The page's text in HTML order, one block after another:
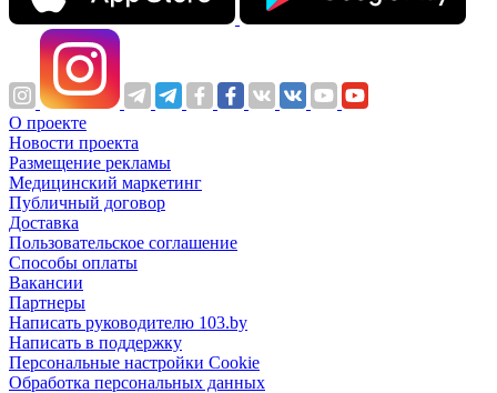
О проекте
Новости проекта
Размещение рекламы
Медицинский маркетинг
Публичный договор
Доставка
Пользовательское соглашение
Способы оплаты
Вакансии
Партнеры
Написать руководителю 103.by
Написать в поддержку
Персональные настройки Cookie
Обработка персональных данных